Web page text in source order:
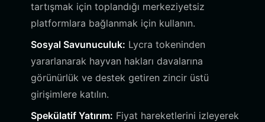
tartışmak için toplandığı merkeziyetsiz
platformlara bağlanmak için kullanın.
Sosyal Savunuculuk: Lycra tokeninden
yararlanarak hayvan hakları davalarına
görünürlük ve destek getiren zincir üstü
girişimlere katılın.
Spekülatif Yatırım: Fiyat hareketlerini izleyerek